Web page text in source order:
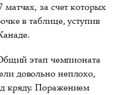
матчах, за счет которых
в таблице, уступив
этап чемпионата
довольно неплохо,
кряду. Поражением